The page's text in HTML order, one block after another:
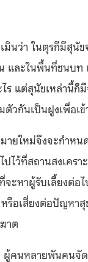
มินว่า ในตุรกีมีสุนั
และในพื้นที่ชนบท
ร แต่สุนัขเหล่านี้ก็
ตัวกันเป็นฝูงเพื่อเ
ยใหม่จึงจะกำหน
ไว้ที่สถานสงเคร
ะหาผู้รับเลี้ยงต่อ
รือเสี่ยงต่อปัญหา
าต
คนหลายพันคนจัด